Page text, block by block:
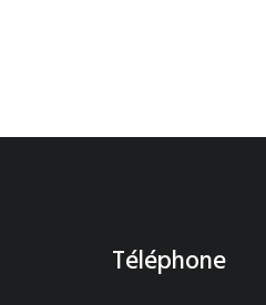
Téléphone